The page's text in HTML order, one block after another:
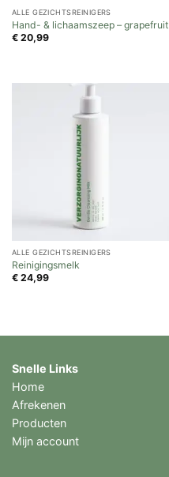
ALLE GEZICHTSREINIGERS
Hand- & lichaamszeep – grapefruit
€20,99
ALLE GEZICHTSREINIGERS
Reinigingsmelk
€24,99
Snelle Links
Home
Afrekenen
Producten
Mijn account